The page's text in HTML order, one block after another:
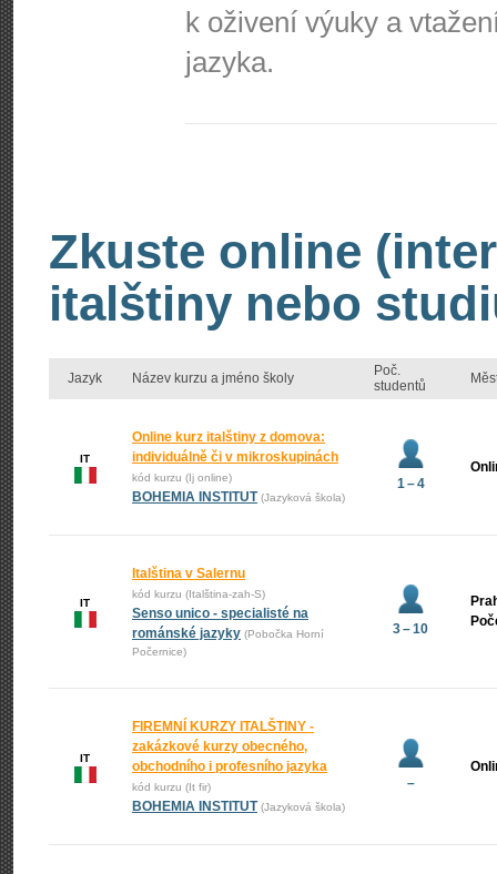
k oživení výuky a
jazyka.
Zkuste online
italštiny nebo
Jazyk Název kurzu a jméno školy
Poč.
studentů
IT
Online kurz italštiny z domova:
individuálně či v mikroskupinách
kód kurzu (Ij online)
BOHEMIA INSTITUT (Jazyková škola)
1 – 4
IT
Italština v Salernu
kód kurzu (Italština-zah-S)
Senso unico - specialisté na
románské jazyky (Pobočka Horní
Počernice)
3 – 10
IT
FIREMNÍ KURZY ITALŠTINY -
zakázkové kurzy obecného,
obchodního i profesního jazyka
kód kurzu (It fir)
BOHEMIA INSTITUT (Jazyková škola)
–